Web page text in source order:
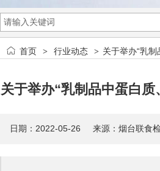
首页 > 行业动态 > 关于举办“乳
关于举办“乳制品中蛋白
日期：2022-05-26 来源：烟台联食